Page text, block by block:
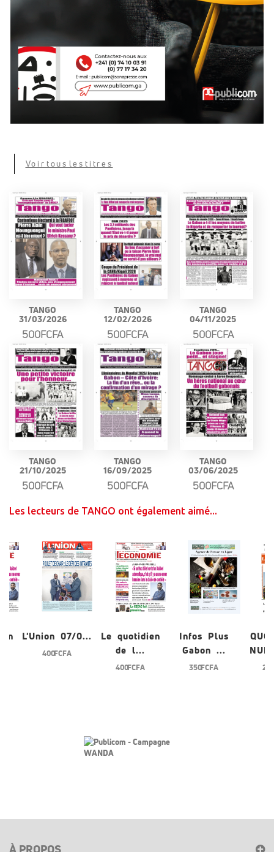
Voir tous les titres
TANGO
31/03/2026
500FCFA
TANGO
12/02/2026
500FCFA
TANGO
04/11/2025
500FCFA
TANGO
21/10/2025
500FCFA
TANGO
16/09/2025
500FCFA
TANGO
03/06/2025
500FCFA
Les lecteurs de TANGO ont également aimé...
L'Union 07/0...
400 FCFA
Le quotidien
de l...
400 FCFA
Infos Plus
Gabon ...
350 FCFA
À PROPOS